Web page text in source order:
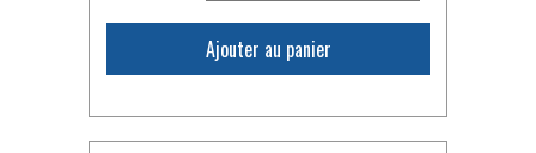
Ajouter au panier